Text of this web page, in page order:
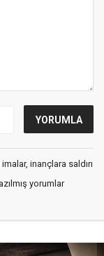
inançlara saldırı
yorumlar